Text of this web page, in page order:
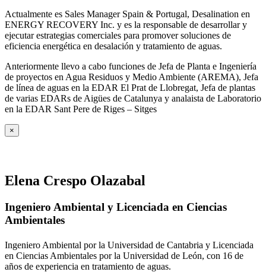
Actualmente es Sales Manager Spain & Portugal, Desalination en
ENERGY RECOVERY Inc. y es la responsable de desarrollar y
ejecutar estrategias comerciales para promover soluciones de
eficiencia energética en desalación y tratamiento de aguas.
Anteriormente llevo a cabo funciones de Jefa de Planta e Ingeniería
de proyectos en Agua Residuos y Medio Ambiente (AREMA), Jefa
de línea de aguas en la EDAR El Prat de Llobregat, Jefa de plantas
de varias EDARs de Aigües de Catalunya y analaista de Laboratorio
en la EDAR Sant Pere de Riges – Sitges
×
Elena Crespo Olazabal
Ingeniero Ambiental y Licenciada en Ciencias
Ambientales
Ingeniero Ambiental por la Universidad de Cantabria y Licenciada
en Ciencias Ambientales por la Universidad de León, con 16 de
años de experiencia en tratamiento de aguas.